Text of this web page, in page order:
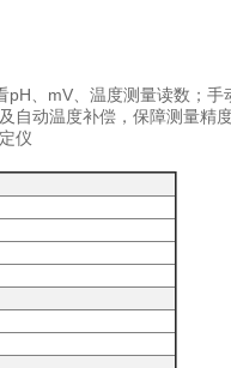
pH、mV、 温度测量读数；手
自动温度补偿，保障测量精
仪